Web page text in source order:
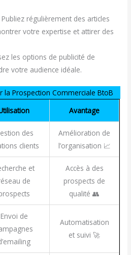
Publiez régulièrement des articles
votre expertise et attirer des
les options de publicité de
votre audience idéale.
la Prospection Commerciale BtoB
Avantage
des
clients
Amélioration de
l’organisation 📈
et
de
Accès à des
prospects de
qualité 👥
Envoi de
Automatisation
et suivi 🚀